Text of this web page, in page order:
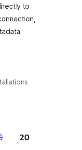
to
20